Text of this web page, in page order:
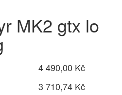
MK2 gtx lo
4 490,00 Kč
3 710,74 Kč